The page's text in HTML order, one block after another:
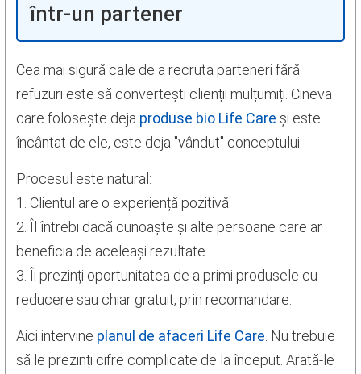
într-un partener
Cea mai sigură cale de a recruta parteneri fără
refuzuri este să convertești clienții mulțumiți. Cineva
care folosește deja produse bio Life Care și este
încântat de ele, este deja "vândut" conceptului.
Procesul este natural:
1. Clientul are o experiență pozitivă.
2. Îl întrebi dacă cunoaște și alte persoane care ar
beneficia de aceleași rezultate.
3. Îi prezinți oportunitatea de a primi produsele cu
reducere sau chiar gratuit, prin recomandare.
Aici intervine planul de afaceri Life Care . Nu trebuie
să le prezinți cifre complicate de la început. Arată-le